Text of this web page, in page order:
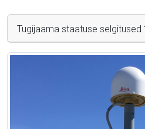
Tugijaama staatuse selgitused